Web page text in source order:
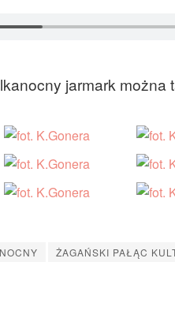
jarmark można
ŻAGAŃSKI PAŁĄC